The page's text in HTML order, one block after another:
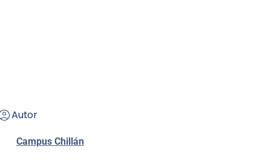
Autor
Campus Chillán